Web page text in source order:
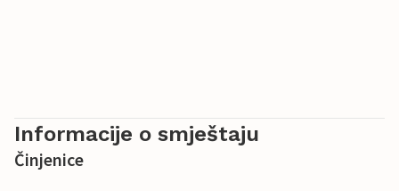
Informacije o smještaju
Činjenice